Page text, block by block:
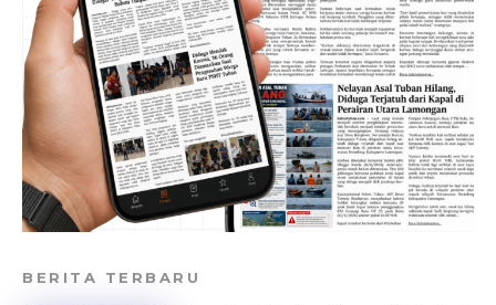
BERITA TERBARU